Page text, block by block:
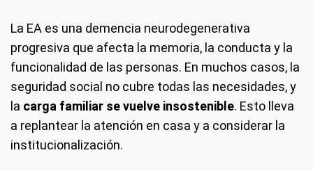
La EA es una demencia neurodegenerativa
progresiva que afecta la memoria, la conducta y la
funcionalidad de las personas. En muchos casos, la
seguridad social no cubre todas las necesidades, y
la carga familiar se vuelve insostenible. Esto lleva
a replantear la atención en casa y a considerar la
institucionalización.